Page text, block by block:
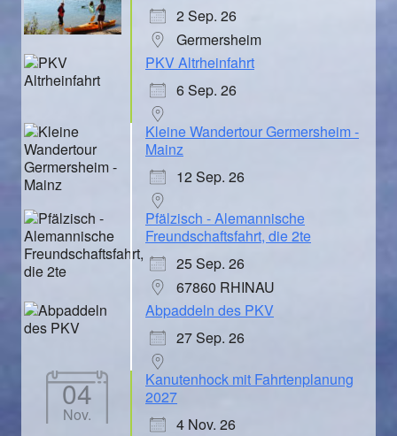
2 Sep. 26
Germersheim
PKV Altrheinfahrt
6 Sep. 26
Kleine Wandertour Germersheim -
Mainz
12 Sep. 26
Pfälzisch - Alemannische
Freundschaftsfahrt, die 2te
25 Sep. 26
67860 RHINAU
Abpaddeln des PKV
27 Sep. 26
04
Nov.
Kanutenhock mit Fahrtenplanung
2027
4 Nov. 26